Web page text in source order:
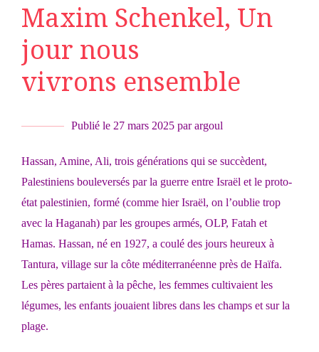
Maxim Schenkel, Un
jour nous
vivrons ensemble
Publié le 27 mars 2025 par argoul
Hassan, Amine, Ali, trois générations qui se succèdent,
Palestiniens bouleversés par la guerre entre Israël et le proto-
état palestinien, formé (comme hier Israël, on l’oublie trop
avec la Haganah) par les groupes armés, OLP, Fatah et
Hamas. Hassan, né en 1927, a coulé des jours heureux à
Tantura, village sur la côte méditerranéenne près de Haïfa.
Les pères partaient à la pêche, les femmes cultivaient les
légumes, les enfants jouaient libres dans les champs et sur la
plage.